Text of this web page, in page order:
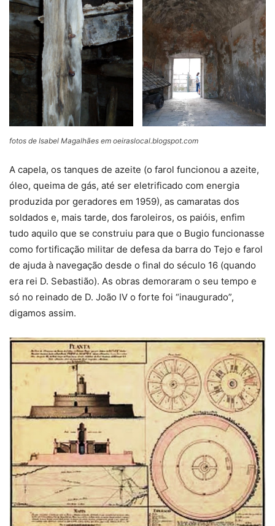
fotos de Isabel Magalhães em oeiraslocal.blogspot.com
A capela, os tanques de azeite (o farol funcionou a azeite,
óleo, queima de gás, até ser eletrificado com energia
produzida por geradores em 1959), as camaratas dos
soldados e, mais tarde, dos faroleiros, os paióis, enfim
tudo aquilo que se construiu para que o Bugio funcionasse
como fortificação militar de defesa da barra do Tejo e farol
de ajuda à navegação desde o final do século 16 (quando
era rei D. Sebastião). As obras demoraram o seu tempo e
só no reinado de D. João IV o forte foi “inaugurado”,
digamos assim.